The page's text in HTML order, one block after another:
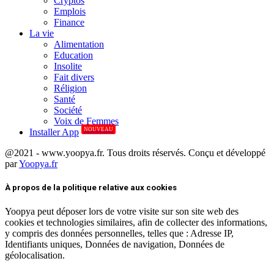
Emplois
Finance
La vie
Alimentation
Education
Insolite
Fait divers
Réligion
Santé
Société
Voix de Femmes
Installer App
NOUVEAU
@2021 - www.yoopya.fr. Tous droits réservés. Conçu et développé
parYoopya.fr
À propos de la politique relative aux cookies
Yoopya peut déposer lors de votre visite sur son site web des
cookies et technologies similaires, afin de collecter des informations,
y compris des données personnelles, telles que : Adresse IP,
Identifiants uniques, Données de navigation, Données de
géolocalisation.